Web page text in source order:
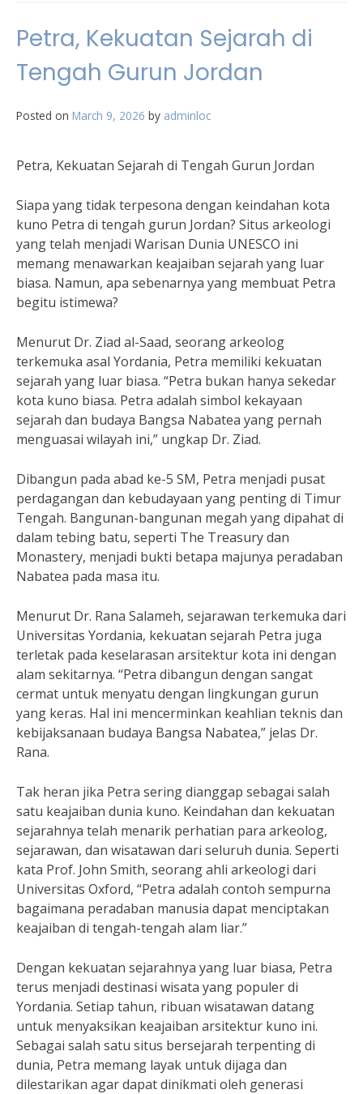
Petra, Kekuatan Sejarah di
Tengah Gurun Jordan
Posted on March 9, 2026 by adminloc
Petra, Kekuatan Sejarah di Tengah Gurun Jordan
Siapa yang tidak terpesona dengan keindahan kota
kuno Petra di tengah gurun Jordan? Situs arkeologi
yang telah menjadi Warisan Dunia UNESCO ini
memang menawarkan keajaiban sejarah yang luar
biasa. Namun, apa sebenarnya yang membuat Petra
begitu istimewa?
Menurut Dr. Ziad al-Saad, seorang arkeolog
terkemuka asal Yordania, Petra memiliki kekuatan
sejarah yang luar biasa. “Petra bukan hanya sekedar
kota kuno biasa. Petra adalah simbol kekayaan
sejarah dan budaya Bangsa Nabatea yang pernah
menguasai wilayah ini,” ungkap Dr. Ziad.
Dibangun pada abad ke-5 SM, Petra menjadi pusat
perdagangan dan kebudayaan yang penting di Timur
Tengah. Bangunan-bangunan megah yang dipahat di
dalam tebing batu, seperti The Treasury dan
Monastery, menjadi bukti betapa majunya peradaban
Nabatea pada masa itu.
Menurut Dr. Rana Salameh, sejarawan terkemuka dari
Universitas Yordania, kekuatan sejarah Petra juga
terletak pada keselarasan arsitektur kota ini dengan
alam sekitarnya. “Petra dibangun dengan sangat
cermat untuk menyatu dengan lingkungan gurun
yang keras. Hal ini mencerminkan keahlian teknis dan
kebijaksanaan budaya Bangsa Nabatea,” jelas Dr.
Rana.
Tak heran jika Petra sering dianggap sebagai salah
satu keajaiban dunia kuno. Keindahan dan kekuatan
sejarahnya telah menarik perhatian para arkeolog,
sejarawan, dan wisatawan dari seluruh dunia. Seperti
kata Prof. John Smith, seorang ahli arkeologi dari
Universitas Oxford, “Petra adalah contoh sempurna
bagaimana peradaban manusia dapat menciptakan
keajaiban di tengah-tengah alam liar.”
Dengan kekuatan sejarahnya yang luar biasa, Petra
terus menjadi destinasi wisata yang populer di
Yordania. Setiap tahun, ribuan wisatawan datang
untuk menyaksikan keajaiban arsitektur kuno ini.
Sebagai salah satu situs bersejarah terpenting di
dunia, Petra memang layak untuk dijaga dan
dilestarikan agar dapat dinikmati oleh generasi